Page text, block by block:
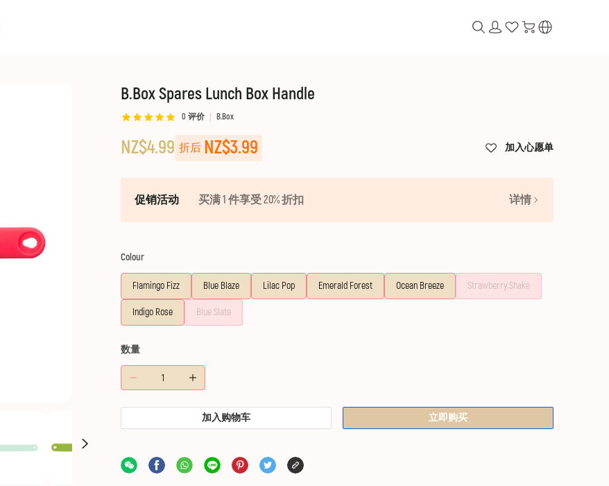
B.Box Spares Lunch Box Handle
0 评价 B.Box
NZ$4.99 折后 NZ$3.99 加入心愿单
促销活动 买满 1 件享受 20% 折扣 详情
Colour
Flamingo Fizz Blue Blaze Lilac Pop Emerald Forest Ocean Breeze Strawberry Shake
Indigo Rose Blue Slate
数量
加入购物车 立即购买